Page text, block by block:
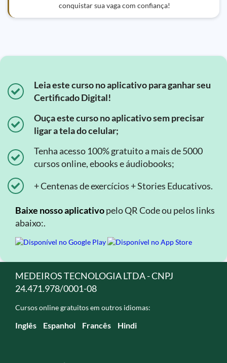
conquistar sua vaga com confiança!
Leia este curso no aplicativo para ganhar seu
Certificado Digital!
Ouça este curso no aplicativo sem precisar
ligar a tela do celular;
Tenha acesso 100% gratuito a mais de 5000
cursos online, ebooks e áudiobooks;
+ Centenas de exercícios + Stories Educativos.
Baixe nosso aplicativopelo QR Code ou pelos links
abaixo:.
MEDEIROS TECNOLOGIA LTDA - CNPJ
24.471.978/0001-08
Cursos online gratuitos em outros idiomas:
Inglês Espanhol Francês Hindi